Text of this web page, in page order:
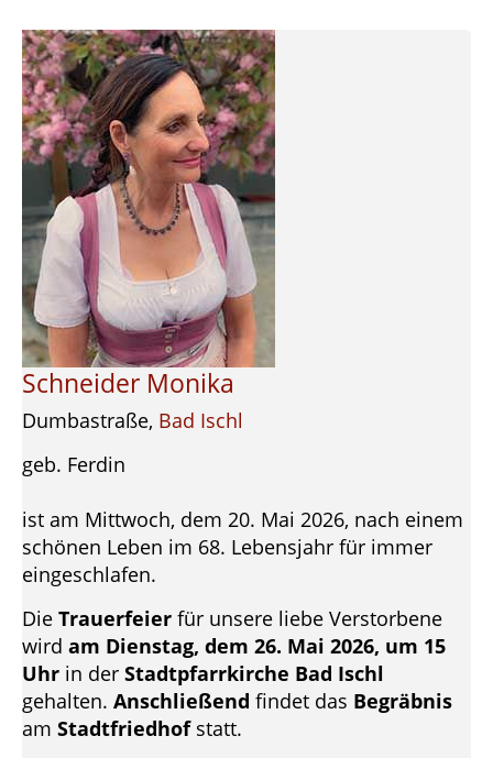
Schneider Monika
Dumbastraße, Bad Ischl
geb. Ferdin
ist am Mittwoch, dem 20. Mai 2026, nach einem
schönen Leben im 68. Lebensjahr für immer
eingeschlafen.
Die Trauerfeier für unsere liebe Verstorbene
wird am Dienstag, dem 26. Mai 2026, um 15
Uhr in der Stadtpfarrkirche Bad Ischl
gehalten. Anschließend findet das Begräbnis
am Stadtfriedhofstatt.